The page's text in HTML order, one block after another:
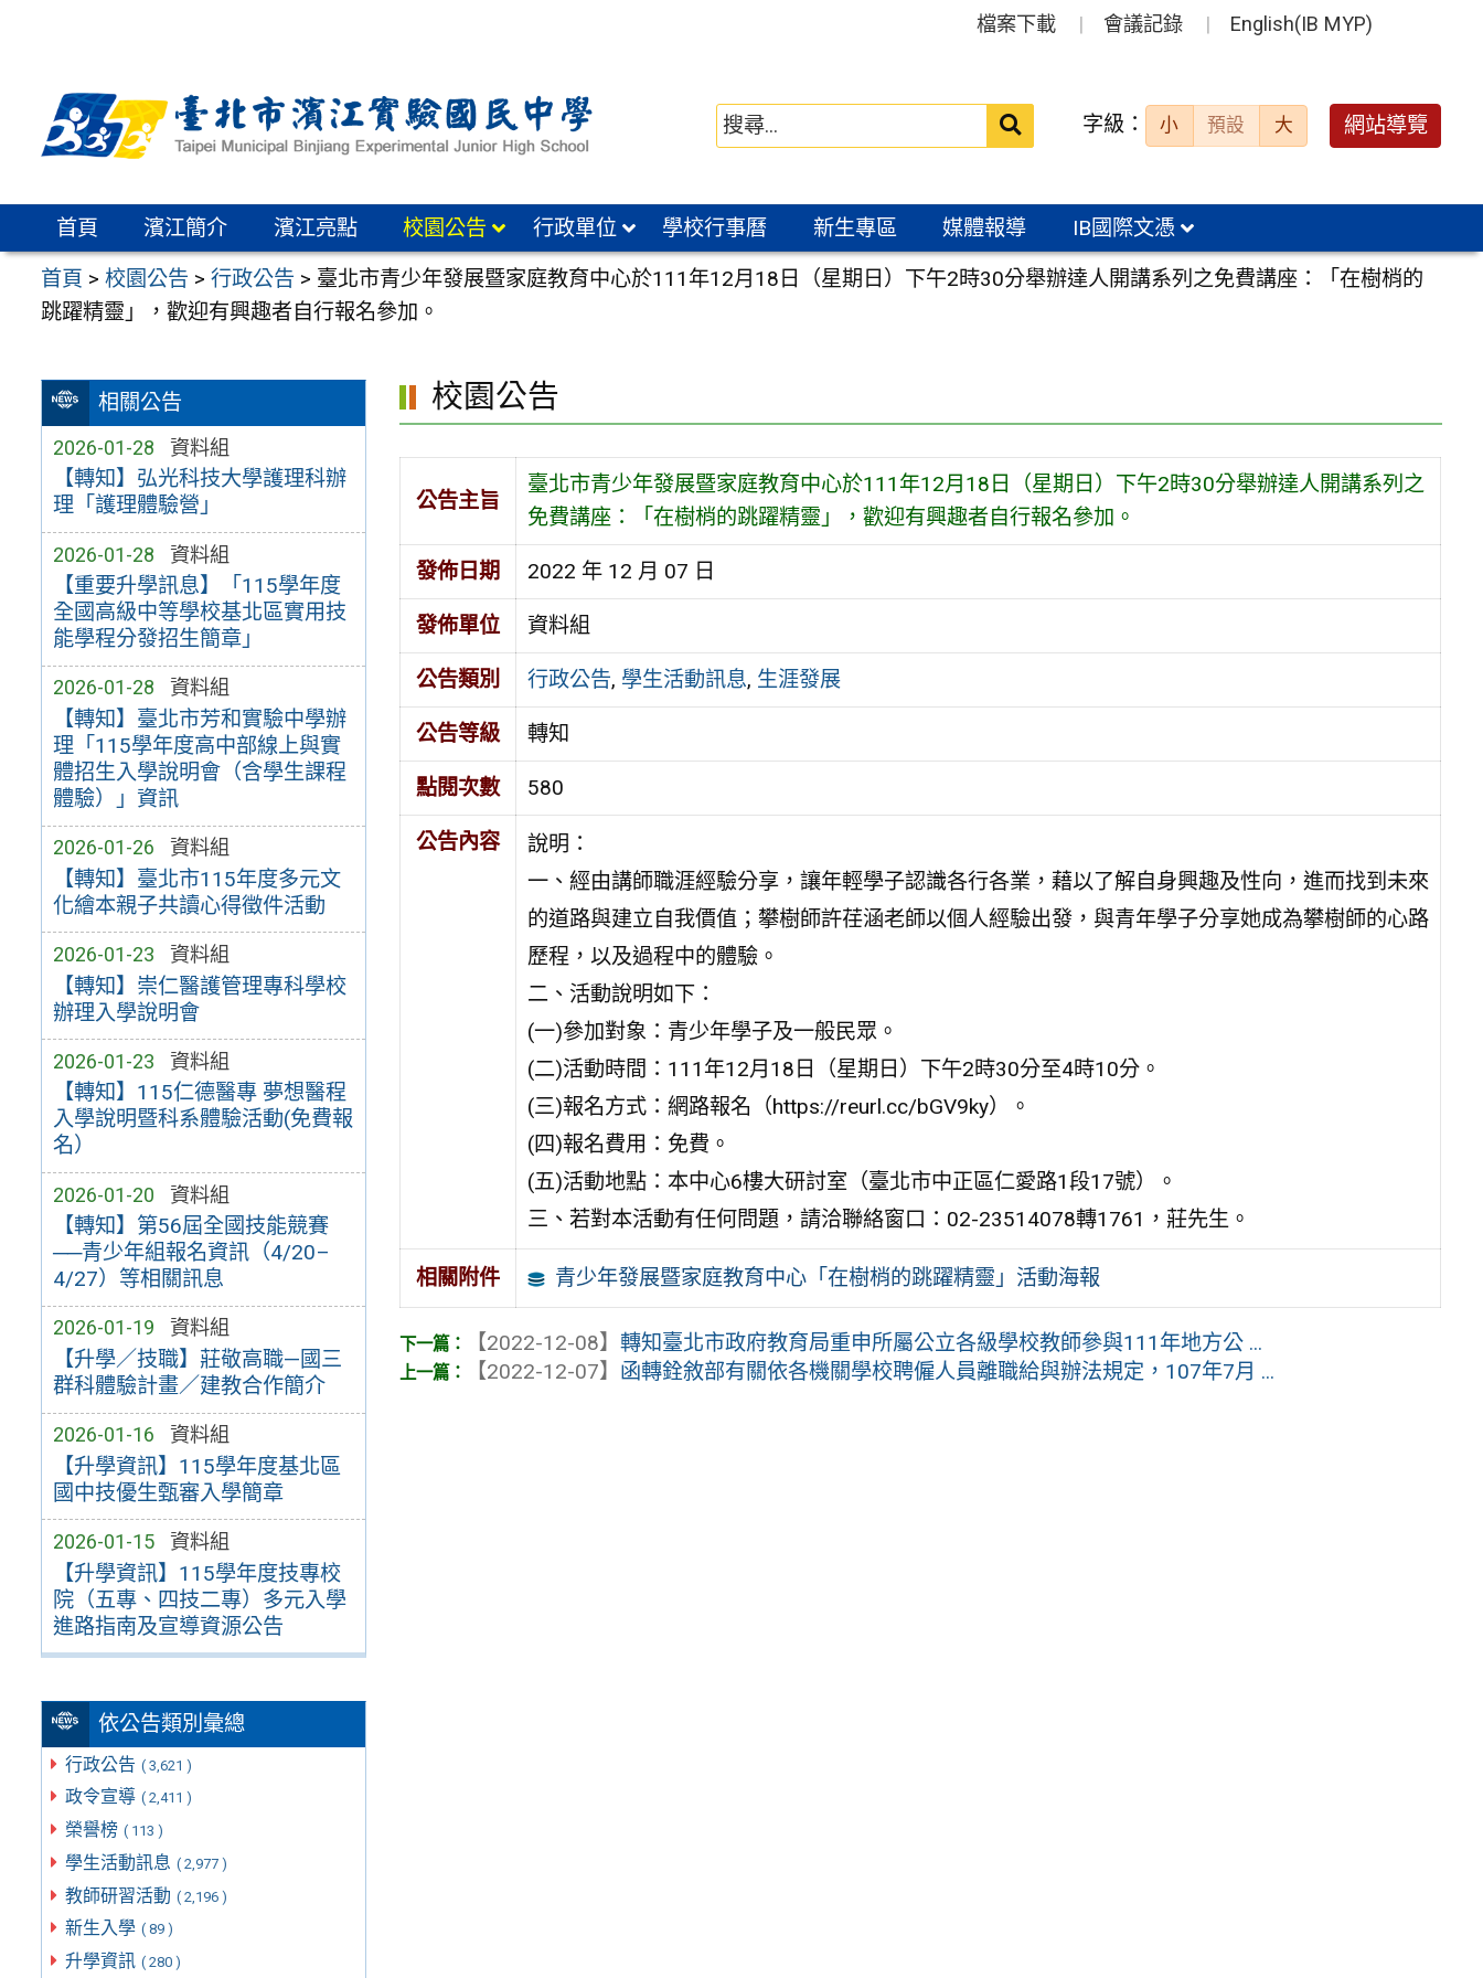
區
檔案下載 會議記錄 English(IB MYP)
送出 字級： 小 預設 大 網站導覽
首頁 濱江簡介 濱江亮點 校園公告 行政單位 學校行事曆 新生專區 媒體報導 IB國際文憑
首頁 >校園公告 >行政公告 > 臺北市青少年發展暨家庭教育中心於111年12月18日（星期日）下午2時30分舉辦達人開講系列之免費講座：「在樹梢的
跳躍精靈」，歡迎有興趣者自行報名參加。
相關公告
2026-01-28 資料組
【轉知】弘光科技大學護理科辦
理「護理體驗營」
2026-01-28 資料組
【重要升學訊息】「115學年度
全國高級中等學校基北區實用技
能學程分發招生簡章」
2026-01-28 資料組
【轉知】臺北市芳和實驗中學辦
理「115學年度高中部線上與實
體招生入學說明會（含學生課程
體驗）」資訊
2026-01-26 資料組
【轉知】臺北市115年度多元文
化繪本親子共讀心得徵件活動
2026-01-23 資料組
【轉知】崇仁醫護管理專科學校
辦理入學說明會
2026-01-23 資料組
【轉知】115仁德醫專 夢想醫程
入學說明暨科系體驗活動(免費報
名）
2026-01-20 資料組
【轉知】第56屆全國技能競賽
──青少年組報名資訊（4/20–
4/27）等相關訊息
2026-01-19 資料組
【升學／技職】莊敬高職—國三
群科體驗計畫／建教合作簡介
2026-01-16 資料組
【升學資訊】115學年度基北區
國中技優生甄審入學簡章
2026-01-15 資料組
【升學資訊】115學年度技專校
院（五專、四技二專）多元入學
進路指南及宣導資源公告
依公告類別彙總
行政公告 ( 3,621 )
政令宣導 ( 2,411 )
榮譽榜 ( 113 )
學生活動訊息 ( 2,977 )
教師研習活動 ( 2,196 )
新生入學 ( 89 )
升學資訊 ( 280 )
校園公告
公告主旨
臺北市青少年發展暨家庭教育中心於111年12月18日（星期日）下午2時30分舉辦達人開講系列之
免費講座：「在樹梢的跳躍精靈」，歡迎有興趣者自行報名參加。
發佈日期 2022 年 12 月 07 日
發佈單位 資料組
公告類別 行政公告, 學生活動訊息, 生涯發展
公告等級 轉知
點閱次數 580
公告內容
說明：
一、經由講師職涯經驗分享，讓年輕學子認識各行各業，藉以了解自身興趣及性向，進而找到未來
的道路與建立自我價值；攀樹師許荏涵老師以個人經驗出發，與青年學子分享她成為攀樹師的心路
歷程，以及過程中的體驗。
二、活動說明如下：
(一)參加對象：青少年學子及一般民眾。
(二)活動時間：111年12月18日（星期日）下午2時30分至4時10分。
(三)報名方式：網路報名（https://reurl.cc/bGV9ky）。
(四)報名費用：免費。
(五)活動地點：本中心6樓大研討室（臺北市中正區仁愛路1段17號）。
三、若對本活動有任何問題，請洽聯絡窗口：02-23514078轉1761，莊先生。
相關附件 青少年發展暨家庭教育中心「在樹梢的跳躍精靈」活動海報
【2022-12-08】轉知臺北市政府教育局重申所屬公立各級學校教師參與111年地方公 ...
【2022-12-07】 函轉銓敘部有關依各機關學校聘僱人員離職給與辦法規定，107年7月 ...